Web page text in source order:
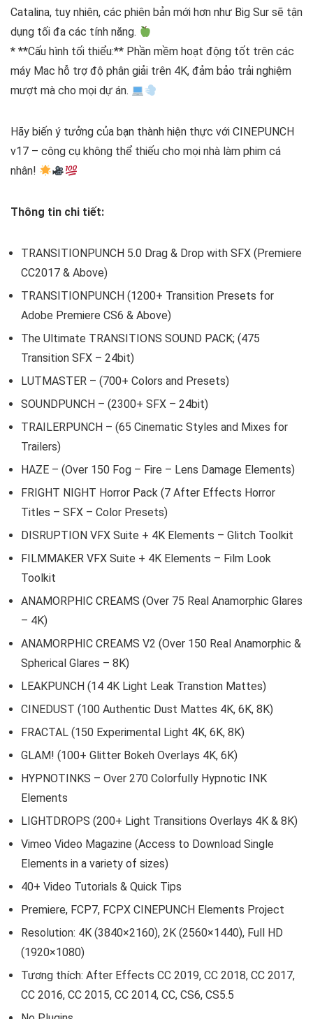
Catalina, tuy nhiên, các phiên bản mới hơn như Big Sur sẽ tận
dụng tối đa các tính năng.
* **Cấu hình tối thiểu:** Phần mềm hoạt động tốt trên các
máy Mac hỗ trợ độ phân giải trên 4K, đảm bảo trải nghiệm
mượt mà cho mọi dự án.
Hãy biến ý tưởng của bạn thành hiện thực với CINEPUNCH
v17 – công cụ không thể thiếu cho mọi nhà làm phim cá
nhân!
Thông tin chi tiết:
TRANSITIONPUNCH 5.0 Drag & Drop with SFX (Premiere
CC2017 & Above)
TRANSITIONPUNCH (1200+ Transition Presets for
Adobe Premiere CS6 & Above)
The Ultimate TRANSITIONS SOUND PACK; (475
Transition SFX – 24bit)
LUTMASTER – (700+ Colors and Presets)
SOUNDPUNCH – (2300+ SFX – 24bit)
TRAILERPUNCH – (65 Cinematic Styles and Mixes for
Trailers)
HAZE – (Over 150 Fog – Fire – Lens Damage Elements)
FRIGHT NIGHT Horror Pack (7 After Effects Horror
Titles – SFX – Color Presets)
DISRUPTION VFX Suite + 4K Elements – Glitch Toolkit
FILMMAKER VFX Suite + 4K Elements – Film Look
Toolkit
ANAMORPHIC CREAMS (Over 75 Real Anamorphic Glares
– 4K)
ANAMORPHIC CREAMS V2 (Over 150 Real Anamorphic &
Spherical Glares – 8K)
LEAKPUNCH (14 4K Light Leak Transtion Mattes)
CINEDUST (100 Authentic Dust Mattes 4K, 6K, 8K)
FRACTAL (150 Experimental Light 4K, 6K, 8K)
GLAM! (100+ Glitter Bokeh Overlays 4K, 6K)
HYPNOTINKS – Over 270 Colorfully Hypnotic INK
Elements
LIGHTDROPS (200+ Light Transitions Overlays 4K & 8K)
Vimeo Video Magazine (Access to Download Single
Elements in a variety of sizes)
40+ Video Tutorials & Quick Tips
Premiere, FCP7, FCPX CINEPUNCH Elements Project
Resolution: 4K (3840×2160), 2K (2560×1440), Full HD
(1920×1080)
Tương thích: After Effects CC 2019, CC 2018, CC 2017,
CC 2016, CC 2015, CC 2014, CC, CS6, CS5.5